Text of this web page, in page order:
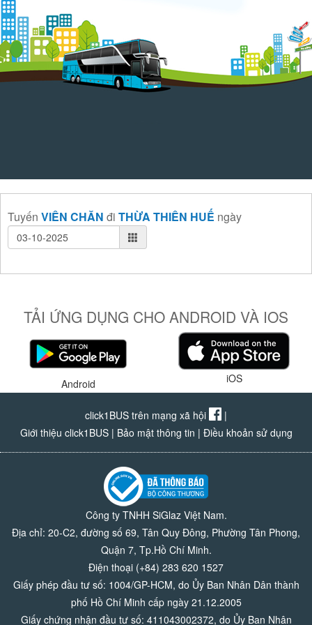
Tuyến VIÊN CHĂN đi THỪA THIÊN HUẾ ngày
TẢI ỨNG DỤNG CHO ANDROID VÀ IOS
Android iOS
click1BUS trên mạng xã hội
|
Giới thiệu click1BUS| Bảo mật thông tin | Điều khoản sử dụng
Công ty TNHH SiGlaz Việt Nam.
Địa chỉ: 20-C2, đường số 69, Tân Quy Đông, Phường Tân Phong,
Quận 7, Tp.Hồ Chí Minh.
Điện thoại (+84) 283 620 1527
Giấy phép đầu tư số: 1004/GP-HCM, do Ủy Ban Nhân Dân thành
phố Hồ Chí Minh cấp ngày 21.12.2005
Giấy chứng nhận đầu tư số: 411043002372, do Ủy Ban Nhân